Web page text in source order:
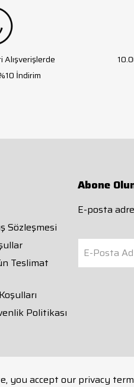
you accept our privacy
İndirim
Sözleşmesi
Teslimat
Politikası
Abone
E-posta
E-Posta